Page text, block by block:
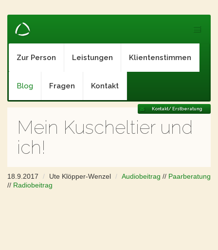
Zur Person Leistungen Klientenstimmen
Blog Fragen Kontakt
Kontakt/ Erstberatung
Mein Kuscheltier und
ich!
18.9.2017 Ute Klöpper-Wenzel Audiobeitrag // Paarberatung
// Radiobeitrag